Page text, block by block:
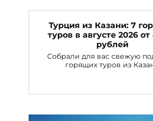
Турция из Казани: 7
туров в августе 2026 от
рублей
Собрали для вас свежую
горящих туров из